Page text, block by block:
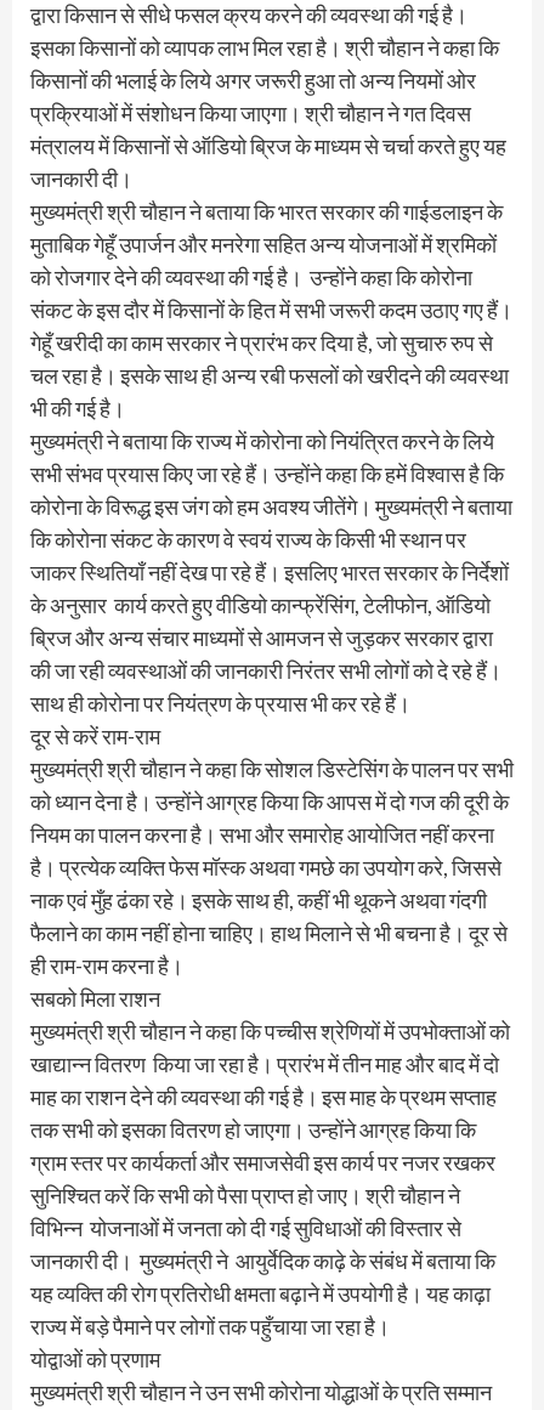
द्वारा किसान से सीधे फसल क्रय करने की व्यवस्था की गई है।
इसका किसानों को व्यापक लाभ मिल रहा है। श्री चौहान ने कहा कि
किसानों की भलाई के लिये अगर जरूरी हुआ तो अन्य नियमों ओर
प्रक्रियाओं में संशोधन किया जाएगा। श्री चौहान ने गत दिवस
मंत्रालय में किसानों से ऑडियो ब्रिज के माध्यम से चर्चा करते हुए यह
जानकारी दी।
मुख्यमंत्री श्री चौहान ने बताया कि भारत सरकार की गाईडलाइन के
मुताबिक गेहूँ उपार्जन और मनरेगा सहित अन्य योजनाओं में श्रमिकों
को रोजगार देने की व्यवस्था की गई है। उन्होंने कहा कि कोरोना
संकट के इस दौर में किसानों के हित में सभी जरूरी कदम उठाए गए हैं।
गेहूँ खरीदी का काम सरकार ने प्रारंभ कर दिया है, जो सुचारु रुप से
चल रहा है। इसके साथ ही अन्य रबी फसलों को खरीदने की व्यवस्था
भी की गई है।
मुख्यमंत्री ने बताया कि राज्य में कोरोना को नियंत्रित करने के लिये
सभी संभव प्रयास किए जा रहे हैं। उन्होंने कहा कि हमें विश्वास है कि
कोरोना के विरूद्ध इस जंग को हम अवश्य जीतेंगे। मुख्यमंत्री ने बताया
कि कोरोना संकट के कारण वे स्वयं राज्य के किसी भी स्थान पर
जाकर स्थितियाँ नहीं देख पा रहे हैं। इसलिए भारत सरकार के निर्देशों
के अनुसार कार्य करते हुए वीडियो कान्फ्रेंसिंग, टेलीफोन, ऑडियो
ब्रिज और अन्य संचार माध्यमों से आमजन से जुड़कर सरकार द्वारा
की जा रही व्यवस्थाओं की जानकारी निरंतर सभी लोगों को दे रहे हैं।
साथ ही कोरोना पर नियंत्रण के प्रयास भी कर रहे हैं।
दूर से करें राम-राम
मुख्यमंत्री श्री चौहान ने कहा कि सोशल डिस्टेसिंग के पालन पर सभी
को ध्यान देना है। उन्होंने आग्रह किया कि आपस में दो गज की दूरी के
नियम का पालन करना है। सभा और समारोह आयोजित नहीं करना
है। प्रत्येक व्यक्ति फेस मॉस्क अथवा गमछे का उपयोग करे, जिससे
नाक एवं मुँह ढंका रहे। इसके साथ ही, कहीं भी थूकने अथवा गंदगी
फैलाने का काम नहीं होना चाहिए। हाथ मिलाने से भी बचना है। दूर से
ही राम-राम करना है।
सबको मिला राशन
मुख्यमंत्री श्री चौहान ने कहा कि पच्चीस श्रेणियों में उपभोक्ताओं को
खाद्यान्न वितरण किया जा रहा है। प्रारंभ में तीन माह और बाद में दो
माह का राशन देने की व्यवस्था की गई है। इस माह के प्रथम सप्ताह
तक सभी को इसका वितरण हो जाएगा। उन्होंने आग्रह किया कि
ग्राम स्तर पर कार्यकर्ता और समाजसेवी इस कार्य पर नजर रखकर
सुनिश्चित करें कि सभी को पैसा प्राप्त हो जाए। श्री चौहान ने
विभिन्न योजनाओं में जनता को दी गई सुविधाओं की विस्तार से
जानकारी दी। मुख्यमंत्री ने आयुर्वेदिक काढ़े के संबंध में बताया कि
यह व्यक्ति की रोग प्रतिरोधी क्षमता बढ़ाने में उपयोगी है। यह काढ़ा
राज्य में बड़े पैमाने पर लोगों तक पहुँचाया जा रहा है।
योद्वाओं को प्रणाम
मुख्यमंत्री श्री चौहान ने उन सभी कोरोना योद्धाओं के प्रति सम्मान